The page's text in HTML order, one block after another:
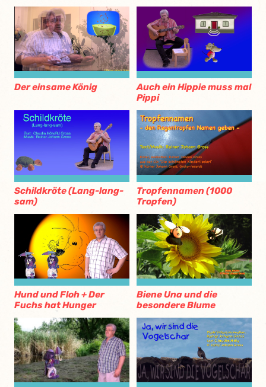
Der einsame König
Auch ein Hippie muss mal
Pippi
Schildkröte (Lang-lang-
sam)
Tropfennamen (1000
Tropfen)
Hund und Floh + Der
Fuchs hat Hunger
Biene Una und die
besondere Blume